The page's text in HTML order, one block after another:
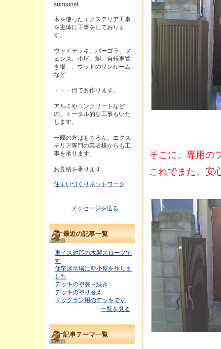
そこに、専用の
これでまた、安
sumainet
木を使ったエクステリア工事
を主体に工事をしておりま
す。
ウッドデッキ、パーゴラ、フ
ェンス、小屋、塀、自転車置
き場、、ウッドのサンルーム
など
・・・何でも作ります。
アルミやコンクリートなど
の、トータル的な工事もいた
します。
一般の方はもちろん、エクス
テリア専門の業者様からも工
事を承ります。
お見積を承ります。
住まいづくりネットワーク
メッセージを送る
最近の記事一覧
車イス対応の木製スロープで
す
住宅展示場に薪小屋を作りま
した
デッキの塗装～続き
デッキの塗り替え
ドッグラン用のデッキです
一覧を見る
記事テーマ一覧